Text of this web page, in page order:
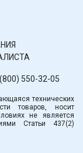
550-32-05
технических
товаров, носит
не является
Статьи 437(2)